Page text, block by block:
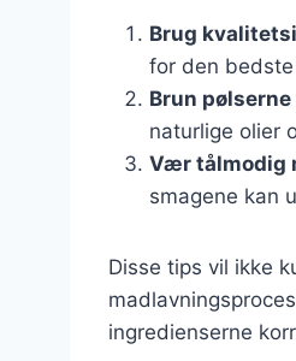
Brug
for den
Brun
naturlige olier
Vær tålmodig
smagene kan
Disse tips vil ikke
ingredienserne